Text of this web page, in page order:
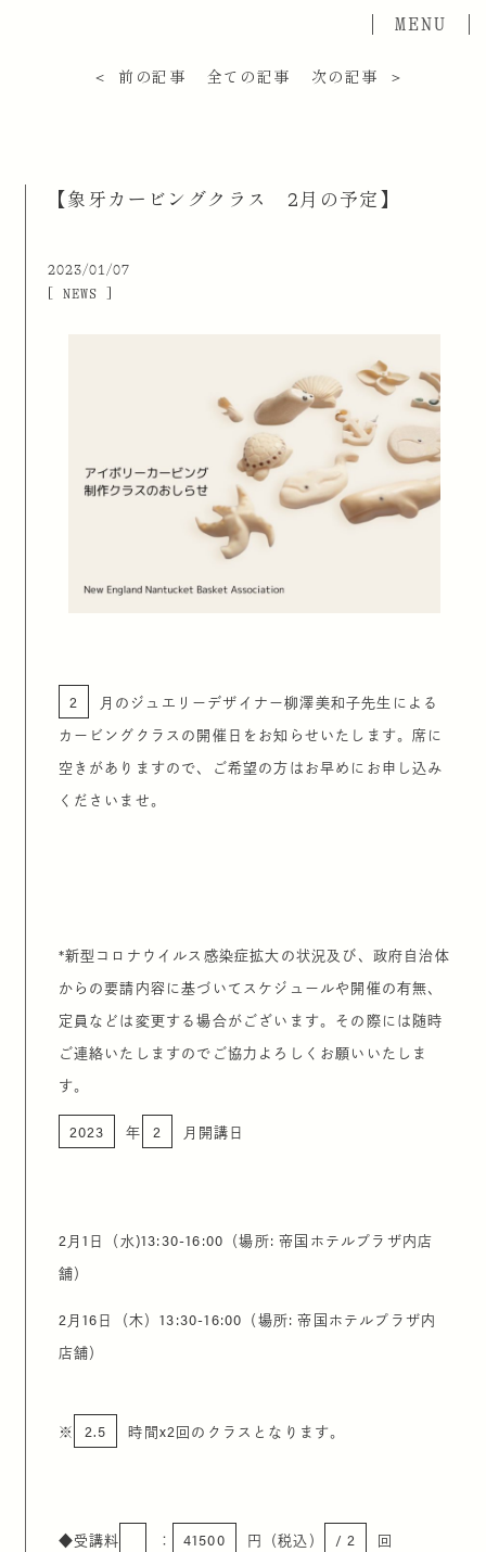
＜ 前の記事 全ての記事 次の記事 ＞
【象牙カービングクラス 2月の予定】
2023/01/07
[ NEWS ]
2
月のジュエリーデザイナー柳澤美和子先生による
カービングクラスの開催日をお知らせいたします。席に
空きがありますので、ご希望の方はお早めにお申し込み
くださいませ。
*新型コロナウイルス感染症拡大の状況及び、政府自治体
からの要請内容に基づいてスケジュールや開催の有無、
定員などは変更する場合がございます。その際には随時
ご連絡いたしますのでご協力よろしくお願いいたしま
す。
2023 年 2 月開講日
2月1 日（水)13:30-16:00 （場所:帝国ホテルプラザ内店
舗）
2月16日（木）13:30-16:00 （場所:帝国ホテルプラザ内
店舗）
※ 2.5 時間x2回のクラスとなります。
◆受講料 ： 41500 円（税込） / 2 回